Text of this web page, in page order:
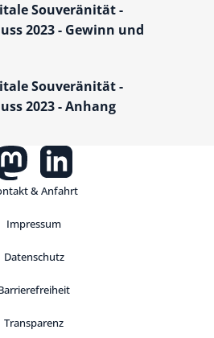
Souveränität -
2023 - Gewinn und
Souveränität -
2023 - Anhang
& Anfahrt
Impressum
Datenschutz
Transparenz